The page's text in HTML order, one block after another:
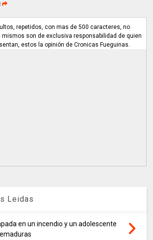
repetidos, con mas de 500 caracteres, no
mismos son de exclusiva responsabilidad de quien
estos la opinión de Cronicas Fueguinas.
Leidas
en un incendio y un adolescente